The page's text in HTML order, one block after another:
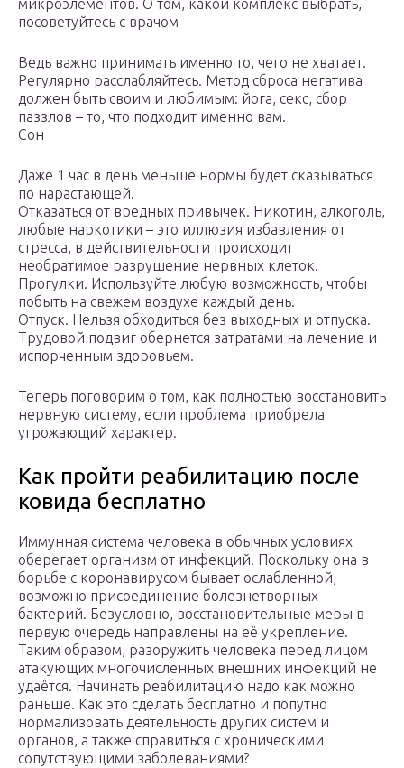
микроэлементов. О том, какой комплекс выбрать,
посоветуйтесь с врачом
Ведь важно принимать именно то, чего не хватает.
Регулярно расслабляйтесь. Метод сброса негатива
должен быть своим и любимым: йога, секс, сбор
паззлов – то, что подходит именно вам.
Сон
Даже 1 час в день меньше нормы будет сказываться
по нарастающей.
Отказаться от вредных привычек. Никотин, алкоголь,
любые наркотики – это иллюзия избавления от
стресса, в действительности происходит
необратимое разрушение нервных клеток.
Прогулки. Используйте любую возможность, чтобы
побыть на свежем воздухе каждый день.
Отпуск. Нельзя обходиться без выходных и отпуска.
Трудовой подвиг обернется затратами на лечение и
испорченным здоровьем.
Теперь поговорим о том, как полностью восстановить
нервную систему, если проблема приобрела
угрожающий характер.
Как пройти реабилитацию после
ковида бесплатно
Иммунная система человека в обычных условиях
оберегает организм от инфекций. Поскольку она в
борьбе с коронавирусом бывает ослабленной,
возможно присоединение болезнетворных
бактерий. Безусловно, восстановительные меры в
первую очередь направлены на её укрепление.
Таким образом, разоружить человека перед лицом
атакующих многочисленных внешних инфекций не
удаётся. Начинать реабилитацию надо как можно
раньше. Как это сделать бесплатно и попутно
нормализовать деятельность других систем и
органов, а также справиться с хроническими
сопутствующими заболеваниями?